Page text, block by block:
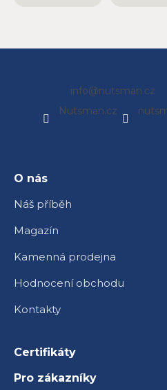
info@nutsman.cz
Nutsman.cz
O nás
Náš příběh
Magazín
Kamenná prodejna
Hodnocení obchodu
Kontakty
Certifikáty
Pro zákazníky